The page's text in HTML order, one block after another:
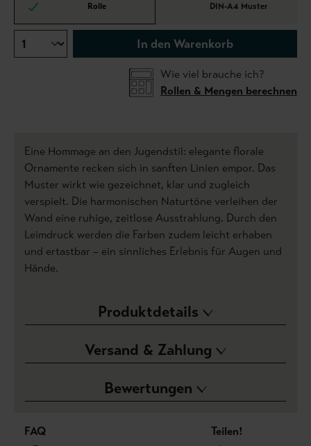
Rolle DIN-A4 Muster
In den Warenkorb
Wie viel brauche ich?
Rollen & Mengen berechnen
Eine Hommage an den Jugendstil: elegante florale
Ornamente recken sich in sanften Linien empor. Das
Muster wirkt wie gezeichnet, klar und zugleich
verspielt. Die harmonischen Naturtöne verleihen der
Wand eine ruhige, zeitlose Ausstrahlung. Durch den
Leimdruck werden die Farben zudem leicht erhaben
und ertastbar – ein sinnliches Erlebnis für Augen und
Hände.
Produktdetails
Versand & Zahlung
Bewertungen
FAQ Teilen!